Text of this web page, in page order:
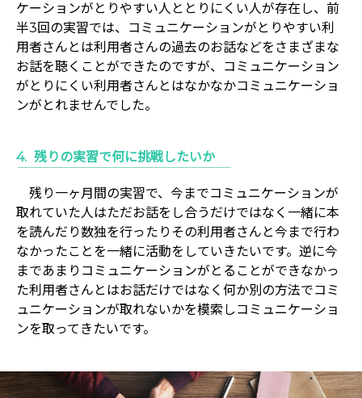
ケーションがとりやすい人ととりにくい人が存在し、前
半3回の実習では、コミュニケーションがとりやすい利
用者さんとは利用者さんの過去のお話などをさまざまな
お話を聴くことができたのですが、コミュニケーション
がとりにくい利用者さんとはなかなかコミュニケーショ
ンがとれませんでした。
残りの実習で何に挑戦したいか
残り一ヶ月間の実習で、今までコミュニケーションが
取れていた人はただお話をし合うだけではなく一緒に本
を読んだり数独を行ったりその利用者さんと今まで行わ
なかったことを一緒に活動をしていきたいです。逆に今
まであまりコミュニケーションがとることができなかっ
た利用者さんとはお話だけではなく何か別の方法でコミ
ュニケーションが取れないかを模索しコミュニケーショ
ンを取ってきたいです。